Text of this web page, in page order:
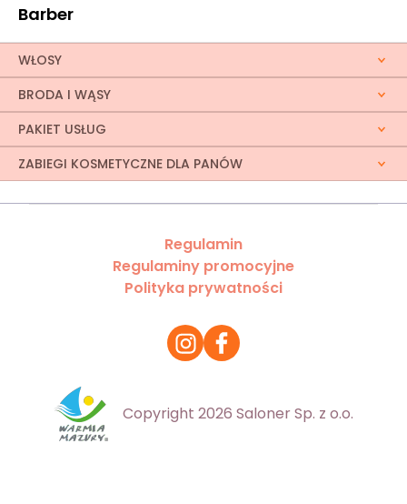
Barber
WŁOSY
BRODA I WĄSY
PAKIET USŁUG
ZABIEGI KOSMETYCZNE DLA PANÓW
Regulamin
Regulaminy promocyjne
Polityka prywatności
Copyright 2026 Saloner Sp. z o.o.